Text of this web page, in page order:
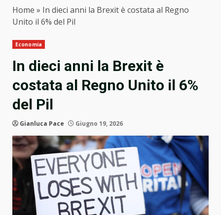
Home » In dieci anni la Brexit è costata al Regno
Unito il 6% del Pil
Economia
In dieci anni la Brexit è
costata al Regno Unito il 6%
del Pil
Gianluca Pace Giugno 19, 2026